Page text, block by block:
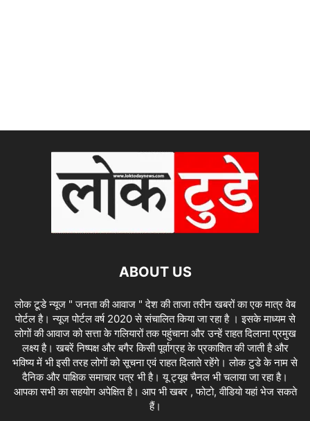
ABOUT US
लोक टूडे न्यूज " जनता की आवाज " देश की ताजा तरीन खबरों का एक मात्र वेब
पोर्टल है। न्यूज पोर्टल वर्ष 2020 से संचालित किया जा रहा है । इसके माध्यम से
लोगों की आवाज को सत्ता के गलियारों तक पहुंचाना और उन्हें राहत दिलाना प्रमुख
लक्ष्य है। खबरें निष्पक्ष और बगैर किसी पूर्वाग्रह के प्रकाशित की जाती है और
भविष्य में भी इसी तरह लोगों को सूचना एवं राहत दिलाते रहेंगे। लोक टुडे के नाम से
दैनिक और पाक्षिक समाचार पत्र भी है। यू ट्यूब चैनल भी चलाया जा रहा है।
आपका सभी का सहयोग अपेक्षित है। आप भी खबर , फोटो, वीडियो यहां भेज सकते
हैं।